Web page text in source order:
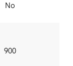
No
900